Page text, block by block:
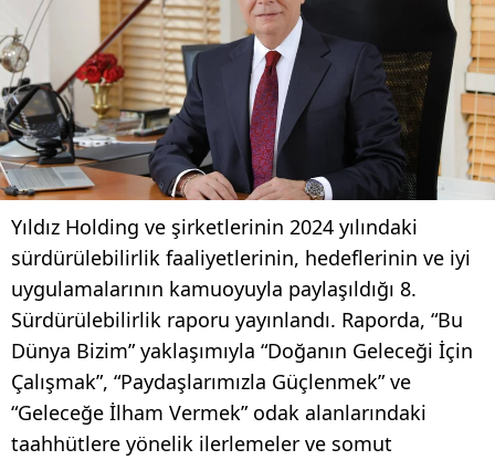
Yıldız Holding ve şirketlerinin 2024 yılındaki
sürdürülebilirlik faaliyetlerinin, hedeflerinin ve iyi
uygulamalarının kamuoyuyla paylaşıldığı 8.
Sürdürülebilirlik raporu yayınlandı. Raporda, “Bu
Dünya Bizim” yaklaşımıyla “Doğanın Geleceği İçin
Çalışmak”, “Paydaşlarımızla Güçlenmek” ve
“Geleceğe İlham Vermek” odak alanlarındaki
taahhütlere yönelik ilerlemeler ve somut